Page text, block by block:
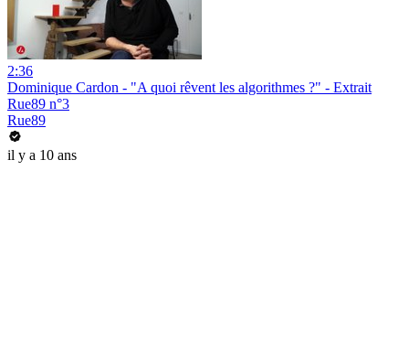
2:36
Dominique Cardon - "A quoi rêvent les algorithmes ?" - Extrait
Rue89 n°3
Rue89
il y a 10 ans